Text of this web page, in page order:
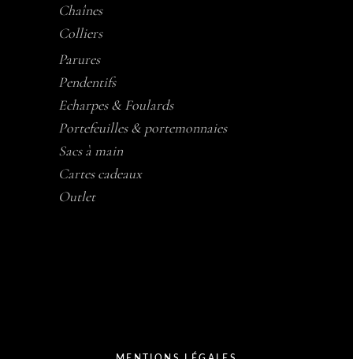
Chaînes
Colliers
Parures
Pendentifs
Echarpes & Foulards
Portefeuilles & portemonnaies
Sacs à main
Cartes cadeaux
Outlet